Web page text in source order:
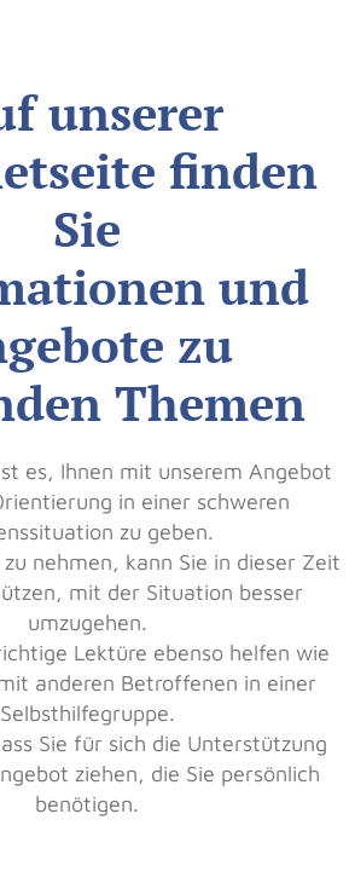
unserer
finden
Sie
und
zu
Themen
es, Ihnen mit unserem Angebot
in einer schweren
zu geben.
nehmen, kann Sie in dieser Zeit
mit der Situation besser
umzugehen.
Lektüre ebenso helfen wie
anderen Betroffenen in einer
Selbsthilfegruppe.
Sie für sich die Unterstützung
ziehen, die Sie persönlich
benötigen.